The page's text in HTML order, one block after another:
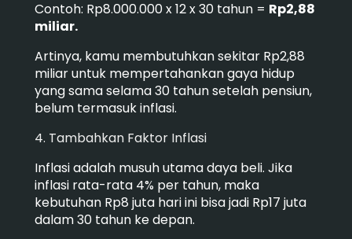
Contoh: Rp8.000.000 x 12 x 30 tahun = Rp2,88
miliar.
Artinya, kamu membutuhkan sekitar Rp2,88
miliar untuk mempertahankan gaya hidup
yang sama selama 30 tahun setelah pensiun,
belum termasuk inflasi.
4. Tambahkan Faktor Inflasi
Inflasi adalah musuh utama daya beli. Jika
inflasi rata-rata 4% per tahun, maka
kebutuhan Rp8 juta hari ini bisa jadi Rp17 juta
dalam 30 tahun ke depan.